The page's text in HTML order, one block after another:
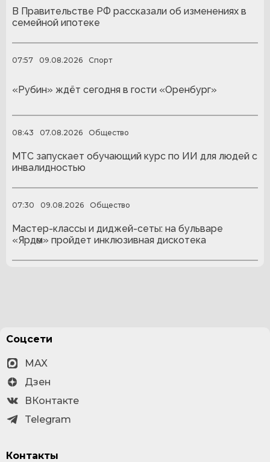
В Правительстве РФ рассказали об изменениях в
семейной ипотеке
07:57 09.08.2026 Спорт
«Рубин» ждёт сегодня в гости «Оренбург»
08:43 07.08.2026 Общество
МТС запускает обучающий курс по ИИ для людей с
инвалидностью
07:30 09.08.2026 Общество
Мастер-классы и диджей-сеты: на бульваре
«Ярдәм» пройдет инклюзивная дискотека
Соцсети
MAX
Дзен
ВКонтакте
Telegram
Контакты